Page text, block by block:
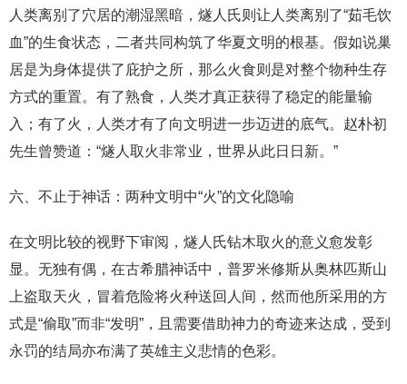
人类离别了穴居的潮湿黑暗，燧人氏则让人类离别了“茹毛饮
血”的生食状态，二者共同构筑了华夏文明的根基。假如说巢
居是为身体提供了庇护之所，那么火食则是对整个物种生存
方式的重置。有了熟食，人类才真正获得了稳定的能量输
入；有了火，人类才有了向文明进一步迈进的底气。赵朴初
先生曾赞道：“燧人取火非常业，世界从此日日新。”
六、不止于神话：两种文明中“火”的文化隐喻
在文明比较的视野下审阅，燧人氏钻木取火的意义愈发彰
显。无独有偶，在古希腊神话中，普罗米修斯从奥林匹斯山
上盗取天火，冒着危险将火种送回人间，然而他所采用的方
式是“偷取”而非“发明”，且需要借助神力的奇迹来达成，受到
永罚的结局亦布满了英雄主义悲情的色彩。